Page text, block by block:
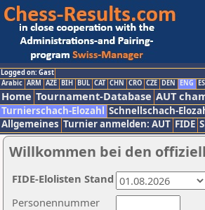
Logged on: Gast
Arabic ARM AZE BIH BUL CAT CHN CRO CZE DEN ENG
Home Tournament-Database AUT
Turnierschach-Elozahl Schnellschach-
Allgemeines Turnier anmelden: AUT FIDE
Willkommen bei den
Personennummer
FIDE-Elolisten Stand